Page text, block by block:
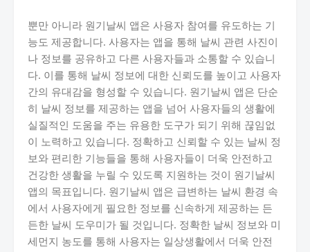
뿐만 아니라 원기날씨 앱은 사용자 참여를 유도하는 기
능도 제공합니다. 사용자는 앱을 통해 날씨 관련 사진이
나 정보를 공유하고 다른 사용자들과 소통할 수 있습니
다. 이를 통해 날씨 정보에 대한 신뢰도를 높이고 사용자
간의 유대감을 형성할 수 있습니다. 원기날씨 앱은 단순
히 날씨 정보를 제공하는 앱을 넘어 사용자들의 생활에
실질적인 도움을 주는 유용한 도구가 되기 위해 끊임없
이 노력하고 있습니다. 정확하고 신뢰할 수 있는 날씨 정
보와 편리한 기능들을 통해 사용자들이 더욱 안전하고
건강한 생활을 누릴 수 있도록 지원하는 것이 원기날씨
앱의 목표입니다. 원기날씨 앱은 급변하는 날씨 환경 속
에서 사용자에게 필요한 정보를 신속하게 제공하는 든
든한 날씨 도우미가 될 것입니다. 정확한 날씨 정보와 미
세먼지 농도를 통해 사용자는 일상생활에서 더욱 안전